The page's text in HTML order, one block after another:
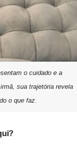
o cuidado e a
sua trajetória revela
o que faz.